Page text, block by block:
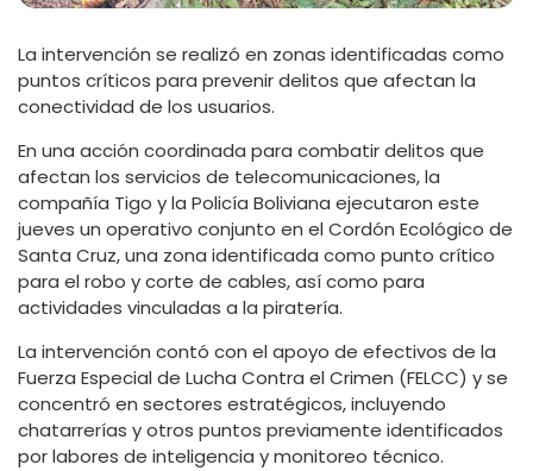
La intervención se realizó en zonas identificadas como
puntos críticos para prevenir delitos que afectan la
conectividad de los usuarios.
En una acción coordinada para combatir delitos que
afectan los servicios de telecomunicaciones, la
compañía Tigo y la Policía Boliviana ejecutaron este
jueves un operativo conjunto en el Cordón Ecológico de
Santa Cruz, una zona identificada como punto crítico
para el robo y corte de cables, así como para
actividades vinculadas a la piratería.
La intervención contó con el apoyo de efectivos de la
Fuerza Especial de Lucha Contra el Crimen (FELCC) y se
concentró en sectores estratégicos, incluyendo
chatarrerías y otros puntos previamente identificados
por labores de inteligencia y monitoreo técnico.